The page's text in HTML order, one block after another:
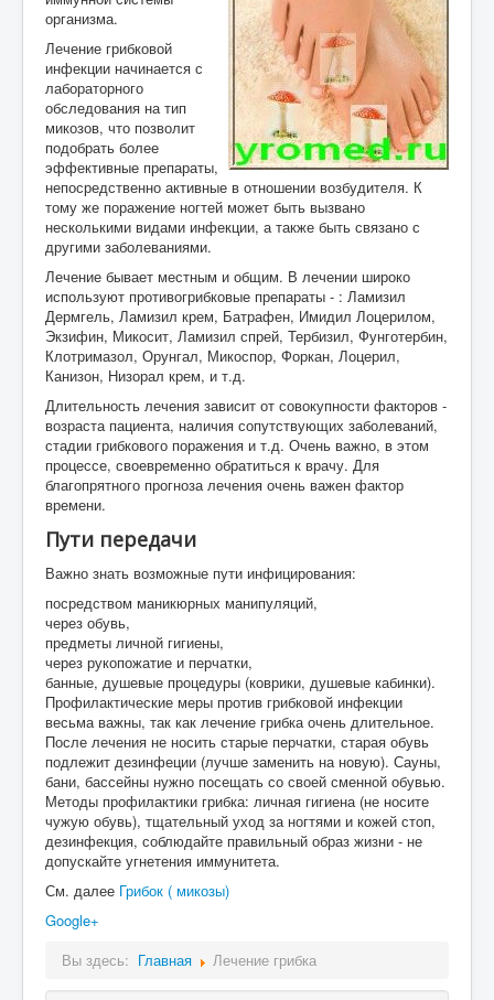
организма.
Лечение грибковой
инфекции начинается с
лабораторного
обследования на тип
микозов, что позволит
подобрать более
эффективные препараты,
непосредственно активные в отношении возбудителя. К
тому же поражение ногтей может быть вызвано
несколькими видами инфекции, а также быть связано с
другими заболеваниями.
Лечение бывает местным и общим. В лечении широко
используют противогрибковые препараты - : Ламизил
Дермгель, Ламизил крем, Батрафен, Имидил Лоцерилом,
Экзифин, Микосит, Ламизил спрей, Тербизил, Фунготербин,
Клотримазол, Орунгал, Микоспор, Форкан, Лоцерил,
Канизон, Низорал крем, и т.д.
Длительность лечения зависит от совокупности факторов -
возраста пациента, наличия сопутствующих заболеваний,
стадии грибкового поражения и т.д. Очень важно, в этом
процессе, своевременно обратиться к врачу. Для
благопрятного прогноза лечения очень важен фактор
времени.
Пути передачи
Важно знать возможные пути инфицирования:
посредством маникюрных манипуляций,
через обувь,
предметы личной гигиены,
через рукопожатие и перчатки,
банные, душевые процедуры (коврики, душевые кабинки).
Профилактические меры против грибковой инфекции
весьма важны, так как лечение грибка очень длительное.
После лечения не носить старые перчатки, старая обувь
подлежит дезинфеции (лучше заменить на новую). Сауны,
бани, бассейны нужно посещать со своей сменной обувью.
Методы профилактики грибка: личная гигиена (не носите
чужую обувь), тщательный уход за ногтями и кожей стоп,
дезинфекция, соблюдайте правильный образ жизни - не
допускайте угнетения иммунитета.
См. далее Грибок ( микозы)
Google+
Вы здесь: Главная Лечение грибка